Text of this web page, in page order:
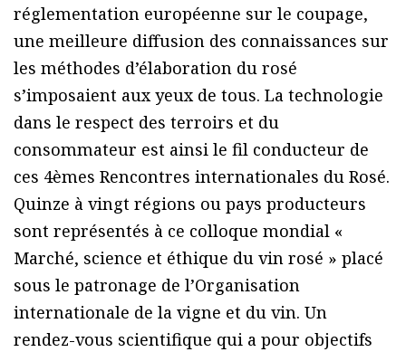
réglementation européenne sur le coupage,
une meilleure diffusion des connaissances sur
les méthodes d’élaboration du rosé
s’imposaient aux yeux de tous. La technologie
dans le respect des terroirs et du
consommateur est ainsi le fil conducteur de
ces 4èmes Rencontres internationales du Rosé.
Quinze à vingt régions ou pays producteurs
sont représentés à ce colloque mondial «
Marché, science et éthique du vin rosé » placé
sous le patronage de l’Organisation
internationale de la vigne et du vin. Un
rendez-vous scientifique qui a pour objectifs